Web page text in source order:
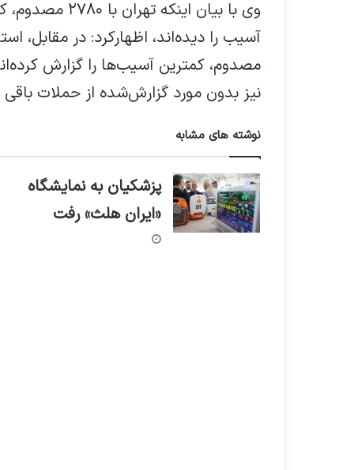
آسیب را دیده‌اند، اظهارکرد: در مقابل،
مصدوم، کمترین آسیب‌ها را گزارش
نیز بدون مورد گزارش‌شده از حملات باقی
نوشته های مشابه
پزشکیان به نمایشگاه
«ایران هلث» رفت